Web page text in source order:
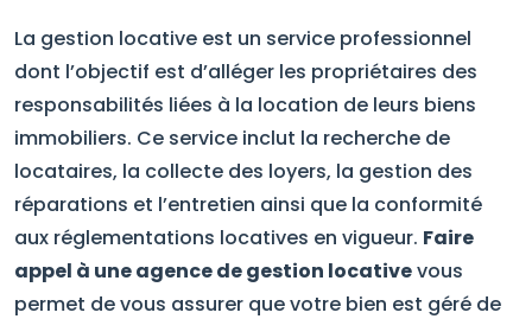
La gestion locative est un service professionnel
dont l’objectif est d’alléger les propriétaires des
responsabilités liées à la location de leurs biens
immobiliers. Ce service inclut la recherche de
locataires, la collecte des loyers, la gestion des
réparations et l’entretien ainsi que la conformité
aux réglementations locatives en vigueur. Faire
appel à une agence de gestion locativevous
permet de vous assurer que votre bien est géré de